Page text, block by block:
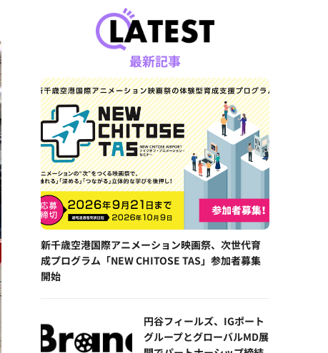
最新記事
新千歳空港国際アニメーション映画祭、次世代育
成プログラム「NEW CHITOSE TAS」参加者募集
開始
円谷フィールズ、IGポート
グループとグローバルMD展